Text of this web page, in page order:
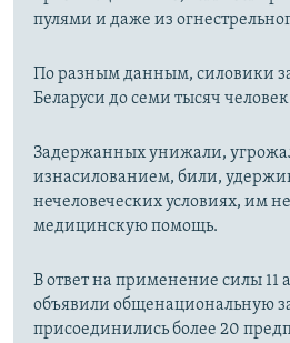
пулями и даже из
По разным данным, силовики
Беларуси до семи тысяч
Задержанных унижали,
изнасилованием, били,
нечеловеческих условиях, им
медицинскую помощь.
В ответ на применение силы 11
объявили общенациональную
присоединились более 20